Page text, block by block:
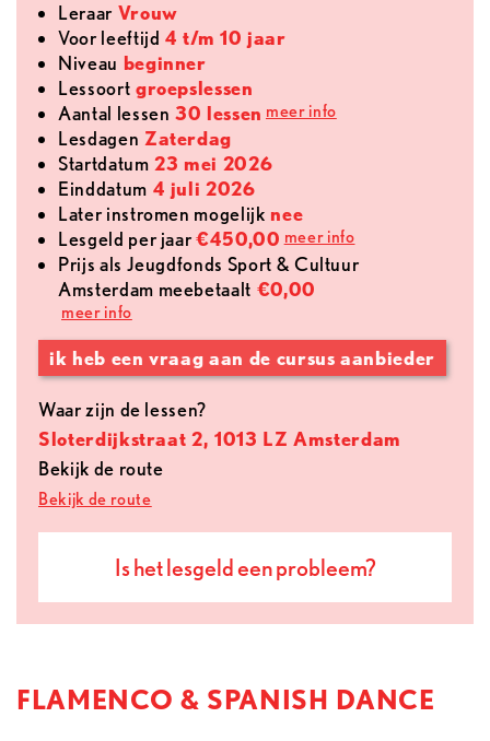
FLAMENCO & SPANISH DANCE
leraarVrouw
voor leeftijd 4 t/m 10 jaar
Niveau beginner
lessoort groepslessen
aantal lessen 30 lessen meer info
lesdagen Zaterdag
Startdatum 23 mei 2026
Einddatum 4 juli 2026
later instromen mogelijk nee
lesgeld per jaar€450,00 meer info
Prijs als Jeugdfonds Sport & Cultuur
Amsterdam meebetaalt €0,00
meer info
ik heb een vraag aan de cursus aanbieder
Waar zijn de lessen?
Sloterdijkstraat 2, 1013 LZ Amsterdam
Bekijk de route
Bekijk de route
Is het lesgeld een probleem?